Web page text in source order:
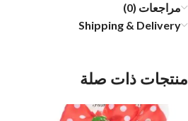
مراجعات (0)
Shipping & Delivery
منتجات ذات صلة